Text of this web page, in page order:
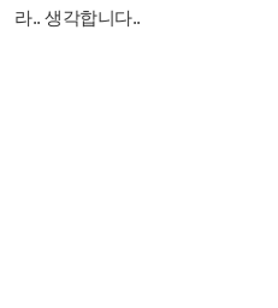
라.. 생각합니다..